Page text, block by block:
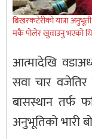
बिखरकटेरीकाे यात्रा
मकै पाेलेर खुवाउनु भएकाे
आत्मादेखि
सवा चार वजेतिर
बासस्थान तर्फ
अनुभूतिको भारी